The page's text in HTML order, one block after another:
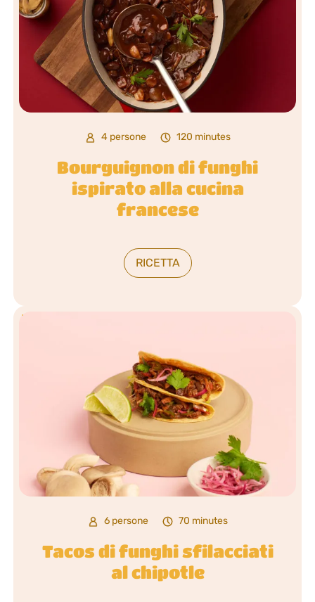
4 persone 120 minutes
Bourguignon di funghi
ispirato alla cucina
francese
RICETTA
6 persone 70 minutes
Tacos di funghi sfilacciati
al chipotle